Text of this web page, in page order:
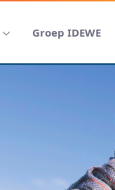
Groep IDEWE